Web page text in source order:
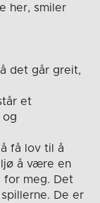
her, smiler
det går greit,
et
og
få lov til å
å være en
for meg. Det
De er